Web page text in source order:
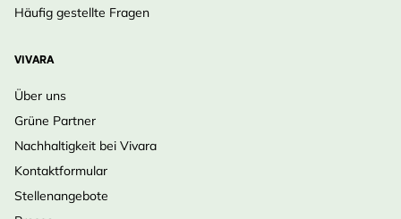
Häufig gestellte Fragen
VIVARA
Über uns
Grüne Partner
Nachhaltigkeit bei Vivara
Kontaktformular
Stellenangebote